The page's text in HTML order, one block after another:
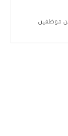
موظفين